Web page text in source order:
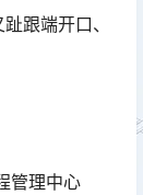
跟端开口、
管理中心